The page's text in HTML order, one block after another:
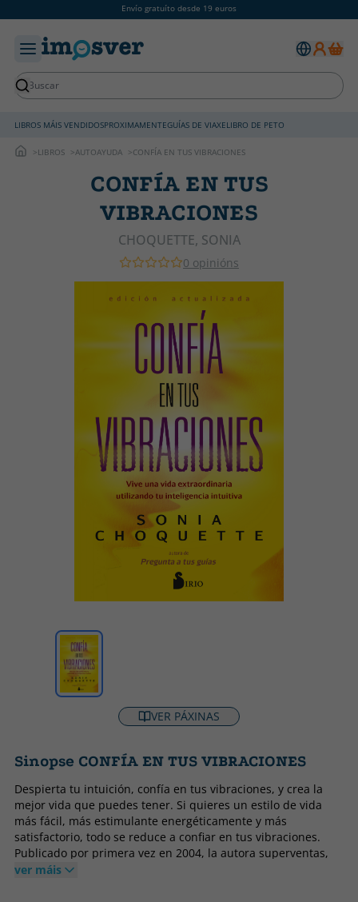
Envío gratuíto desde 19 euros
LIBROS MÁIS VENDIDOSPROXIMAMENTEGUÍAS DE VIAXELIBRO DE PETO
LIBROS AUTOAYUDA CONFÍA EN TUS VIBRACIONES
CONFÍA EN TUS
VIBRACIONES
CHOQUETTE, SONIA
0 opinións
VER PÁXINAS
Sinopse CONFÍA EN TUS VIBRACIONES
Despierta tu intuición, confía en tus vibraciones, y crea la
mejor vida que puedes tener. Si quieres un estilo de vida
más fácil, más estimulante energéticamente y más
satisfactorio, todo se reduce a confiar en tus vibraciones.
Publicado por primera vez en 2004, la autora superventas,
conferenciante y maestra espiritual Sonia Choquette ha
ver máis